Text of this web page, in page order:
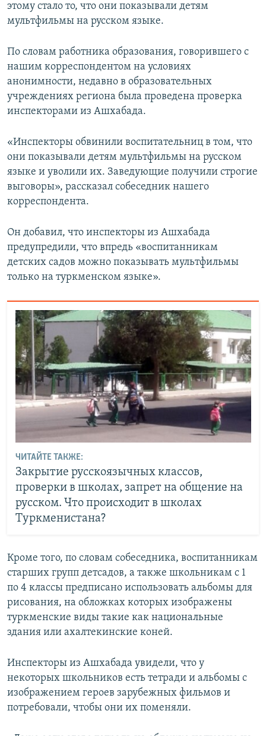
этому стало то, что они показывали детям
мультфильмы на русском языке.
По словам работника образования, говорившего с
нашим корреспондентом на условиях
анонимности, недавно в образовательных
учреждениях региона была проведена проверка
инспекторами из Ашхабада.
«Инспекторы обвинили воспитательниц в том, что
они показывали детям мультфильмы на русском
языке и уволили их. Заведующие получили строгие
выговоры», рассказал собеседник нашего
корреспондента.
Он добавил, что инспекторы из Ашхабада
предупредили, что впредь «воспитанникам
детских садов можно показывать мультфильмы
только на туркменском языке».
ЧИТАЙТЕ ТАКЖЕ:
Закрытие русскоязычных классов,
проверки в школах, запрет на общение на
русском. Что происходит в школах
Туркменистана?
Кроме того, по словам собеседника, воспитанникам
старших групп детсадов, а также школьникам с 1
по 4 классы предписано использовать альбомы для
рисования, на обложках которых изображены
туркменские виды такие как национальные
здания или ахалтекинские коней.
Инспекторы из Ашхабада увидели, что у
некоторых школьников есть тетради и альбомы с
изображением героев зарубежных фильмов и
потребовали, чтобы они их поменяли.